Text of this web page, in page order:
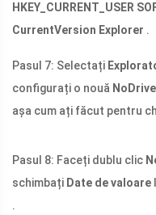
HKEY_CURRENT_USER
CurrentVersion Explorer .
Pasul 7: Selectați
configurați o nouă
așa cum ați făcut pentru
Pasul 8: Faceți dublu clic
schimbați Date de valoare
.